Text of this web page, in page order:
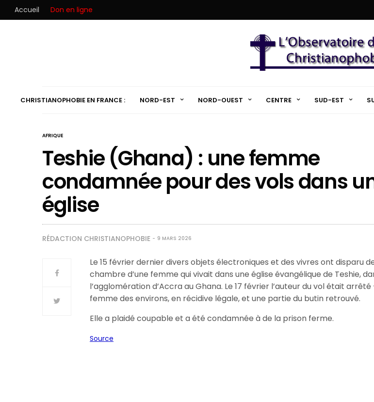
Accueil Don en ligne
CHRISTIANOPHOBIE EN FRANCE : NORD-EST NORD-OUEST CENTRE SUD-EST
AFRIQUE
Teshie (Ghana) : une femme
condamnée pour des vols dans
église
RÉDACTION CHRISTIANOPHOBIE 9 MARS 2026
Le 15 février dernier divers objets électroniques et des vivres ont disparu
chambre d’une femme qui vivait dans une église évangélique de Teshie,
l’agglomération d’Accra au Ghana. Le 17 février l’auteur du vol était arrêté
femme des environs, en récidive légale, et une partie du butin retrouvé.
Elle a plaidé coupable et a été condamnée à de la prison ferme.
Source